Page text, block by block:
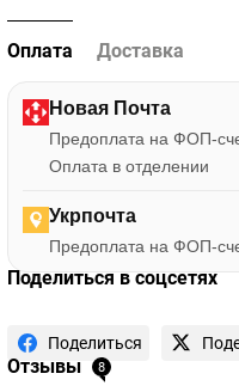
Оплата Доставка
Новая Почта
Предоплата на ФОП-
Оплата в отделении
Укрпочта
Предоплата на ФОП-
Поделиться в соцсетях
Поделиться
Отзывы 8